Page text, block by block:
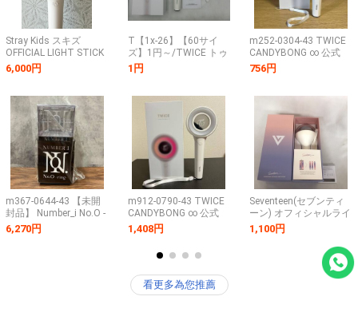
Stray Kids スキズ
OFFICIAL LIGHT STICK
VER.2 公式ペンライト
＊中古
6,000円
m367-0644-43 【未開
封品】 Number_i No.O -
ring- オリジナル ペンラ
イト ナンバーアイ ナン
6,270円
T【1x-26】【60サイ
ズ】1円～/TWICE トゥ
ワイス CANDYBONG
VER.3 ペンライト/点灯
1円
m912-0790-43 TWICE
CANDYBONG ∞ 公式
ペンライト キャンディ
ーボン インフィニティ
1,408円
m252-0304-43 TWICE
CANDYBONG ∞ 公式
ペンライト インフィニ
ティ
756円
Seventeen(セブンティ
ーン) オフィシャルライ
トスティック 初代
Ver.1 公式ペンライト ※
Bluetooth接続確認済み
1,100円
看更多為您推薦